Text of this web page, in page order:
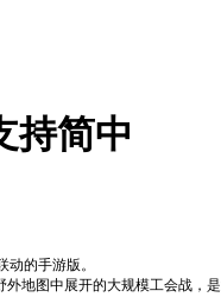
持简中
的手游版。
地图中展开的大规模工会战，是